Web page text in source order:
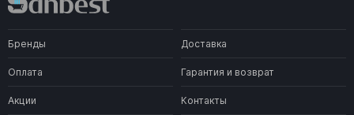
Бренды Доставка
Оплата Гарантия и возврат
Акции Контакты